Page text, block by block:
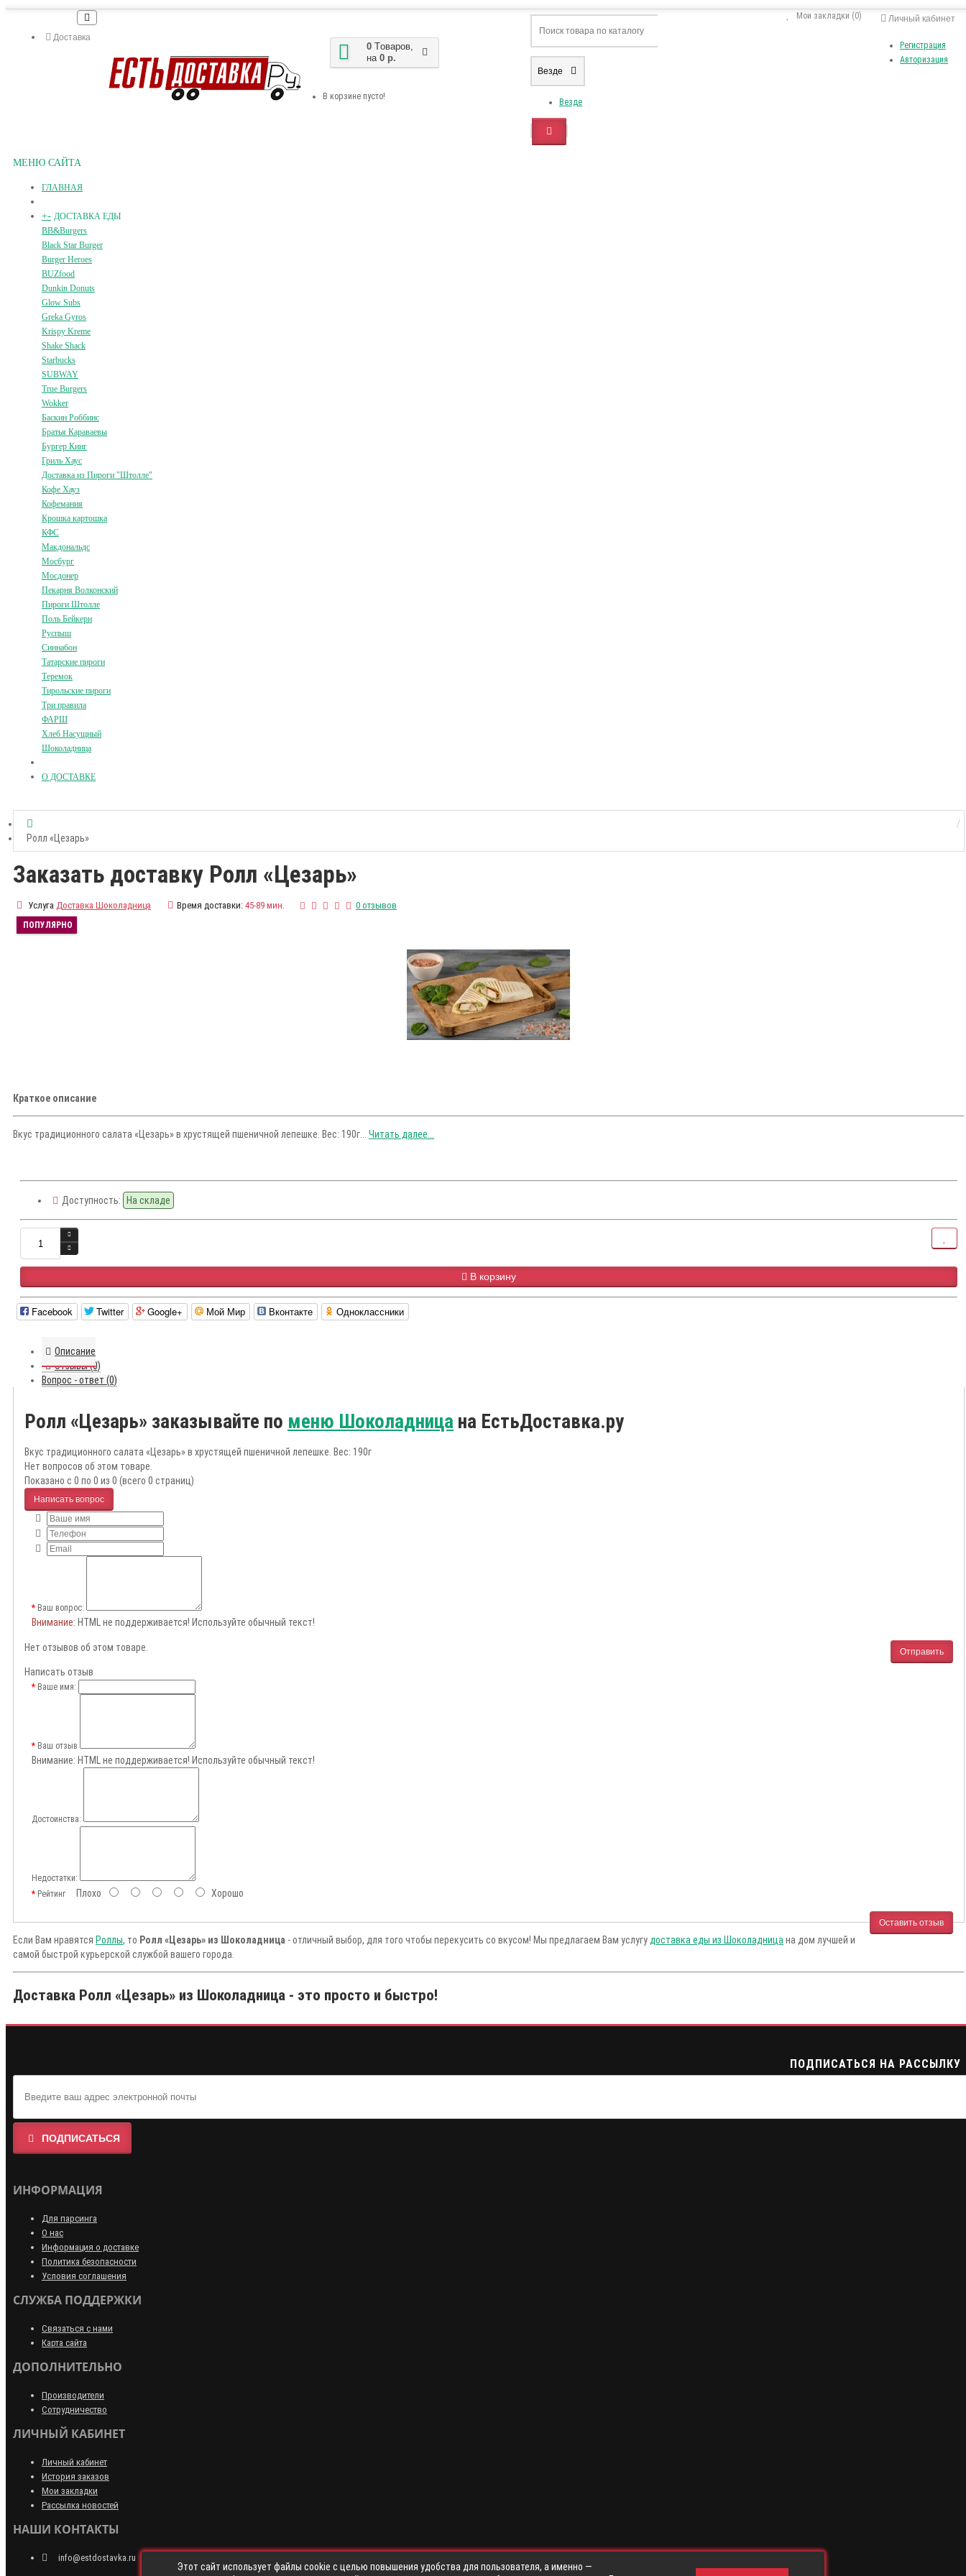
Доставка
Личный кабинет
Регистрация
Авторизация
Мои закладки (0)
0 Tоваров,
на 0 р.
В корзине пусто!
Везде
Везде
МЕНЮ САЙТА
ГЛАВНАЯ
+- ДОСТАВКА ЕДЫ
BB&Burgers
Black Star Burger
Burger Heroes
BUZfood
Dunkin Donuts
Glow Subs
Greka Gyros
Krispy Kreme
Shake Shack
Starbucks
SUBWAY
True Burgers
Wokker
Баскин Роббинс
Братья Караваевы
Бургер Кинг
Гриль Хаус
Доставка из Пироги "Штолле"
Кофе Хауз
Кофемания
Крошка картошка
КФС
Макдональдс
Мосбург
Мосдонер
Пекарня Волконский
Пироги Штолле
Поль Бейкери
Руспыш
Синнабон
Татарские пироги
Теремок
Тирольские пироги
Три правила
ФАРШ
Хлеб Насущный
Шоколадница
О ДОСТАВКЕ
Ролл «Цезарь»
Заказать доставку Ролл «Цезарь»
Услуга Доставка Шоколадница Время доставки: 45-89 мин. 0 отзывов
ПОПУЛЯРНО
Краткое описание
Вкус традиционного салата «Цезарь» в хрустящей пшеничной лепешке. Вес: 190г... Читать далее...
Доступность: На складе
В корзину
Facebook Twitter Google+ Мой Мир Вконтакте Одноклассники
Описание
Отзывы (0)
Вопрос - ответ (0)
Ролл «Цезарь» заказывайте по меню Шоколадница на ЕстьДоставка.ру
Вкус традиционного салата «Цезарь» в хрустящей пшеничной лепешке. Вес: 190г
Нет вопросов об этом товаре.
Показано с 0 по 0 из 0 (всего 0 страниц)
Написать вопрос
Ваш вопрос:
Внимание: HTML не поддерживается! Используйте обычный текст!
Отправить
Нет отзывов об этом товаре.
Написать отзыв
Ваше имя:
Ваш отзыв
Внимание: HTML не поддерживается! Используйте обычный текст!
Достоинства:
Недостатки:
РейтингПлохо Хорошо
Оставить отзыв
Если Вам нравятся Роллы, то Ролл «Цезарь» из Шоколадница - отличный выбор, для того чтобы перекусить со вкусом! Мы предлагаем Вам услугу доставка еды из Шоколадница на дом лучшей и
самой быстрой курьерской службой вашего города.
Доставка Ролл «Цезарь» из Шоколадница - это просто и быстро!
ПОДПИСАТЬСЯ НА РАССЫЛКУ
ПОДПИСАТЬСЯ
ИНФОРМАЦИЯ
Для парсинга
О нас
Информация о доставке
Политика безопасности
Условия соглашения
СЛУЖБА ПОДДЕРЖКИ
Связаться с нами
Карта сайта
ДОПОЛНИТЕЛЬНО
Производители
Сотрудничество
ЛИЧНЫЙ КАБИНЕТ
Личный кабинет
История заказов
Мои закладки
Рассылка новостей
НАШИ КОНТАКТЫ
info@estdostavka.ru
Этот сайт использует файлы cookie с целью повышения удобства для пользователя, а именно —